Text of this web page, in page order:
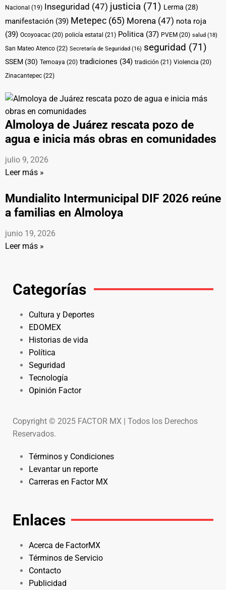
Nacional (19) Inseguridad (47) justicia (71) Lerma (28)
manifestación (39) Metepec (65) Morena (47) nota roja
(39) Ocoyoacac (20) policía estatal (21) Politica (37) PVEM (20) salud (18)
San Mateo Atenco (22) Secretaría de Seguridad (16) seguridad (71)
SSEM (30) Temoaya (20) tradiciones (34) tradición (21) Violencia (20)
Zinacantepec (22)
Almoloya de Juárez rescata pozo de
agua e inicia más obras en comunidades
julio 9, 2026
Leer más »
Mundialito Intermunicipal DIF 2026 reúne
a familias en Almoloya
junio 19, 2026
Leer más »
Categorías
Cultura y Deportes
EDOMEX
Historias de vida
Política
Seguridad
Tecnología
Opinión Factor
Copyright © 2025 FACTOR MX | Todos los Derechos
Reservados.
Términos y Condiciones
Levantar un reporte
Carreras en Factor MX
Enlaces
Acerca de FactorMX
Términos de Servicio
Contacto
Publicidad